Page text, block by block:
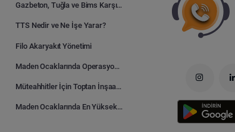
Gazbeton, Tuğla ve Bims Karşılaştırması: Hangisi Daha Avantajlı?
TTS Nedir ve Ne İşe Yarar?
Filo Akaryakıt Yönetimi
Maden Ocaklarında Operasyonel Verimlilik Nasıl Arttırılır?
Müteahhitler İçin Toptan İnşaat Malzemesi Satın Alma Rehberi
Maden Ocaklarında En Yüksek Gider Kalemleri Nelerdir?